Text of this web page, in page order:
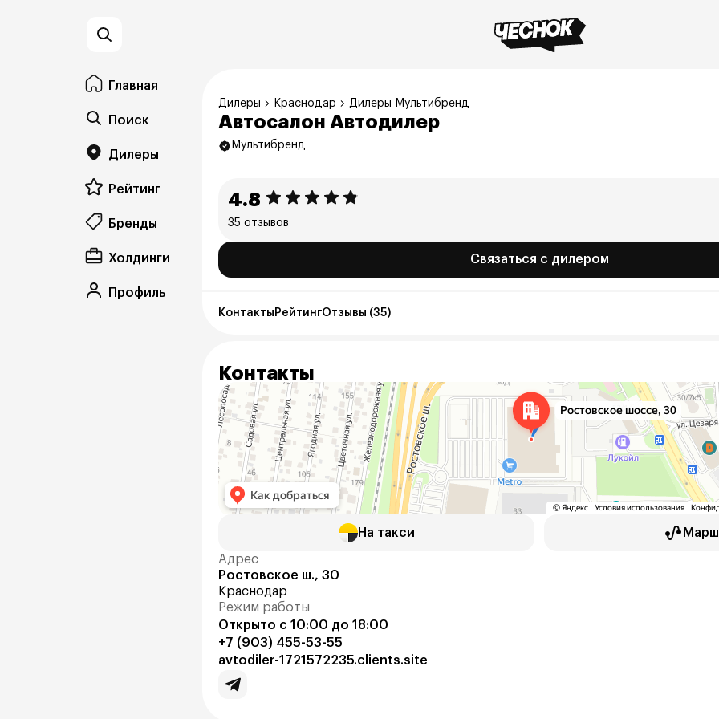
Главная
Поиск
Дилеры
Рейтинг
Бренды
Холдинги
Профиль
Дилеры Краснодар Дилеры Мультибренд
Автосалон Автодилер
Мультибренд
4.8
35 отзывов
Связаться с дилером
Контакты РейтингОтзывы (35)
Контакты
На такси
Адрес
Ростовское ш., 30
Краснодар
Режим работы
Открыто с 10:00 до 18:00
+7 (903) 455-53-55
avtodiler-1721572235.clients.site